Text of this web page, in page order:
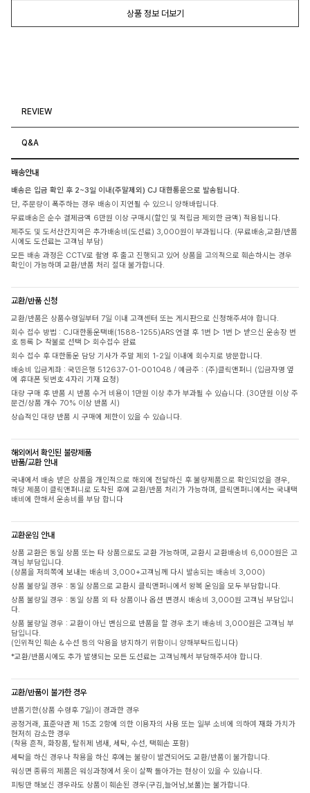
상품 정보 더보기
REVIEW
Q&A
배송안내
배송은 입금 확인 후 2~3일 이내(주말제외) CJ 대한통운으로 발송됩니다.
단, 주문량이 폭주하는 경우 배송이 지연될 수 있으니 양해바랍니다.
무료배송은 순수 결제금액 6만원 이상 구매시(할인 및 적립금 제외한 금액) 적용됩니다.
제주도 및 도서산간지역은 추가배송비(도선료) 3,000원이 부과됩니다. (무료배송,교환/반품
시에도 도선료는 고객님 부담)
모든 배송 과정은 CCTV로 촬영 후 출고 진행되고 있어 상품을 고의적으로 훼손하시는 경우
확인이 가능하며 교환/반품 처리 절대 불가합니다.
교환/반품 신청
교환/반품은 상품수령일부터 7일 이내 고객센터 또는 게시판으로 신청해주셔야 합니다.
회수 접수 방법 : CJ대한통운택배(1588-1255)ARS 연결 후 1번 ▷ 1번 ▷ 받으신 운송장 번
호 등록 ▷ 착불로 선택 ▷ 회수접수 완료
회수 접수 후 대한통운 담당 기사가 주말 제외 1-2일 이내에 회수지로 방문합니다.
배송비 입금계좌 : 국민은행 512637-01-001048 / 예금주 : (주)클릭앤퍼니 (입금자명 옆
에 휴대폰 뒷번호 4자리 기재 요청)
대량 구매 후 반품 시 반품 수거 비용이 1만원 이상 추가 부과될 수 있습니다. (30만원 이상 주
문건/상품 개수 70% 이상 반품 시)
상습적인 대량 반품 시 구매에 제한이 있을 수 있습니다.
해외에서 확인된 불량제품
반품/교환 안내
국내에서 배송 받은 상품을 개인적으로 해외에 전달하신 후 불량제품으로 확인되었을 경우,
해당 제품이 클릭앤퍼니로 도착된 후에 교환/반품 처리가 가능하며, 클릭앤퍼니에서는 국내택
배비에 한해서 운송비를 부담 합니다
교환운임 안내
상품 교환은 동일 상품 또는 타 상품으로도 교환 가능하며, 교환시 교환배송비 6,000원은 고
객님 부담입니다.
(상품을 저희쪽에 보내는 배송비 3,000+고객님께 다시 발송되는 배송비 3,000)
상품 불량일 경우 : 동일 상품으로 교환시 클릭앤퍼니에서 왕복 운임을 모두 부담합니다.
상품 불량일 경우 : 동일 상품 외 타 상품이나 옵션 변경시 배송비 3,000원 고객님 부담입니
다.
상품 불량일 경우 : 교환이 아닌 변심으로 반품을 할 경우 초기 배송비 3,000원은 고객님 부
담입니다.
(인위적인 훼손 & 수선 등의 악용을 방지하기 위함이니 양해부탁드립니다)
*교환/반품시에도 추가 발생되는 모든 도선료는 고객님께서 부담해주셔야 합니다.
교환/반품이 불가한 경우
반품기한(상품 수령후 7일)이 경과한 경우
공정거래, 표준약관 제 15조 2항에 의한 이용자의 사용 또는 일부 소비에 의하여 재화 가치가
현저히 감소한 경우
(착용 흔적, 화장품, 탈취제 냄새, 세탁, 수선, 택훼손 포함)
세탁을 하신 경우나 착용을 하신 후에는 불량이 발견되어도 교환/반품이 불가합니다.
워싱면 종류의 제품은 워싱과정에서 옷이 살짝 돌아가는 현상이 있을 수 있습니다.
피팅만 해보신 경우라도 상품이 훼손된 경우(구김,늘어남,보풀)는 불가합니다.